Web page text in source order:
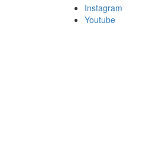
Instagram
Youtube